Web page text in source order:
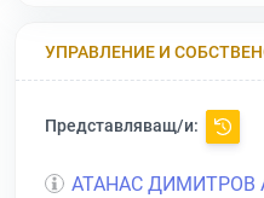
УПРАВЛЕНИЕ И
Представляващ/и:
АТАНАС ДИМИТРОВ